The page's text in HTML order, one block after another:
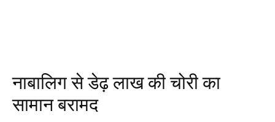
नाबालिग से डेढ़ लाख की चोरी का
सामान बरामद